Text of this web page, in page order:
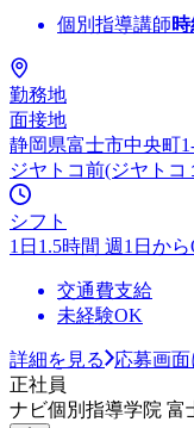
個別指導講師
勤務地
面接地
静岡県富士市中央町
ジヤトコ前(ジヤトコ
シフト
1日1.5時間 週1日か
交通費支給
未経験OK
詳細を見る
応募画
正社員
ナビ個別指導学院 富